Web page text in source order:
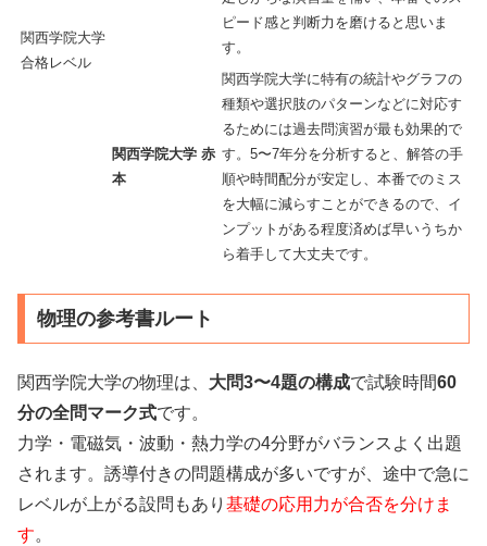
関西学院大学
合格レベル
ピード感と判断力を磨けると思いま
す。
関西学院大学 赤
本
関西学院大学に特有の統計やグラフの
種類や選択肢のパターンなどに対応す
るためには過去問演習が最も効果的で
す。5〜7年分を分析すると、解答の手
順や時間配分が安定し、本番でのミス
を大幅に減らすことができるので、イ
ンプットがある程度済めば早いうちか
ら着手して大丈夫です。
物理の参考書ルート
関西学院大学の物理は、 大問3〜4題の構成で試験時間60
分の全問マーク式です。
力学・電磁気・波動・熱力学の4分野がバランスよく出題
されます。誘導付きの問題構成が多いですが、途中で急に
レベルが上がる設問もあり 基礎の応用力が合否を分けま
す。